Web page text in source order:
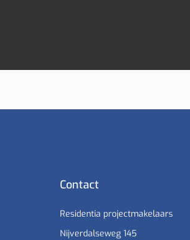
Contact
Residentia projectmakelaars
Nijverdalseweg 145